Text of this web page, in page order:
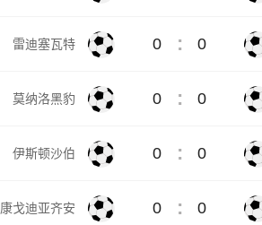
雷迪塞瓦特 0 : 0
莫纳洛黑豹 0 : 0
伊斯顿沙伯 0 : 0
康戈迪亚齐安 0 : 0